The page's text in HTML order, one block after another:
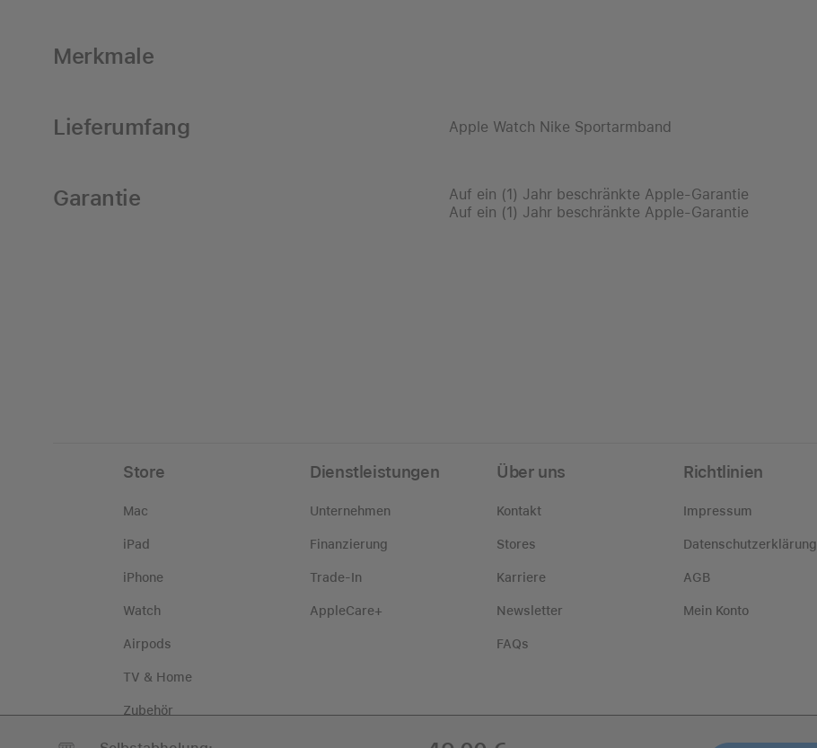
Merkmale
Lieferumfang Apple Watch Nike Sportarmband
Garantie
Auf ein (1) Jahr beschränkte Apple-Garantie
Auf ein (1) Jahr beschränkte Apple-Garantie
Store
Mac
iPad
iPhone
Watch
Airpods
TV & Home
Zubehör
Dienstleistungen
Unternehmen
Finanzierung
Trade-In
AppleCare+
Über uns
Kontakt
Stores
Karriere
Newsletter
FAQs
Richtlinien
Impressum
Datenschutzerklärung
AGB
Mein Konto